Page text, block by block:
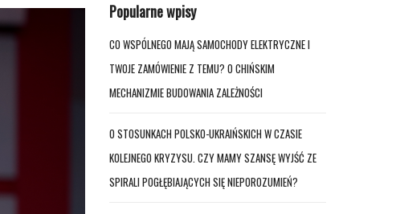
Popularne wpisy
CO WSPÓLNEGO MAJĄ SAMOCHODY ELEKTRYCZNE I
TWOJE ZAMÓWIENIE Z TEMU? O CHIŃSKIM
MECHANIZMIE BUDOWANIA ZALEŻNOŚCI
O STOSUNKACH POLSKO-UKRAIŃSKICH W CZASIE
KOLEJNEGO KRYZYSU. CZY MAMY SZANSĘ WYJŚĆ ZE
SPIRALI POGŁĘBIAJĄCYCH SIĘ NIEPOROZUMIEŃ?